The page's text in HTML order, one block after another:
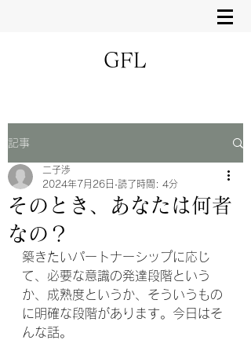
GFL
記事
そのとき、あなたは何者
なの？
二子渉
2024年7月26日 読了時間: 4分
築きたいパートナーシップに応じ
て、必要な意識の発達段階という
か、成熟度というか、そういうもの
に明確な段階があります。今日はそ
んな話。